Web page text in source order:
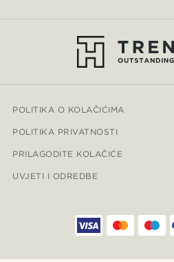
POLITIKA O KOLAČIĆIMA
POLITIKA PRIVATNOSTI
PRILAGODITE KOLAČIĆE
UVJETI I ODREDBE